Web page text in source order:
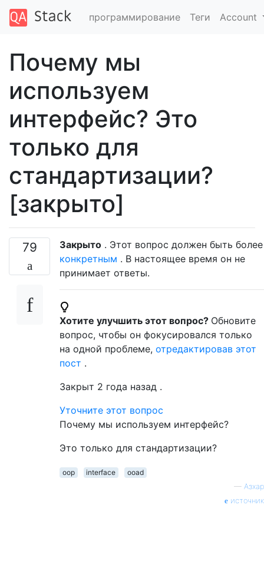
программирование Теги Account
Почему мы
используем
интерфейс? Это
только для
стандартизации?
[закрыто]
79 Закрыто . Этот вопрос должен быть более
конкретным . В настоящее время он не
принимает ответы.
Хотите улучшить этот вопрос? Обновите
вопрос, чтобы он фокусировался только
на одной проблеме, отредактировав этот
пост .
Закрыт 2 года назад .
Уточните этот вопрос
Почему мы используем интерфейс?
Это только для стандартизации?
oop interface
ooad
— Азхар
источник